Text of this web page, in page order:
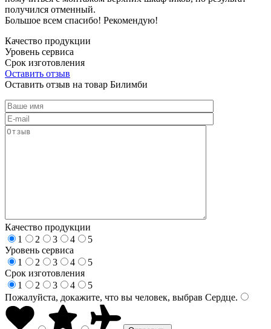
получился отменный.
Большое всем спасибо! Рекомендую!
Качество продукции
Уровень сервиса
Срок изготовления
Оставить отзыв
Оставить отзыв на товар Билимби
Качество продукции
1
2 3 4
5
Уровень сервиса
1
2 3 4
5
Срок изготовления
1
2 3 4
5
Пожалуйста, докажите, что вы человек, выбрав Сердце.